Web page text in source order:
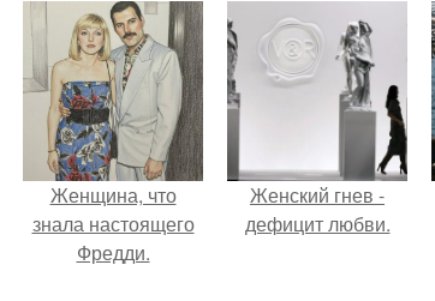
Женщина, что
знала настоящего
Фредди.
Женский гнев -
дефицит любви.